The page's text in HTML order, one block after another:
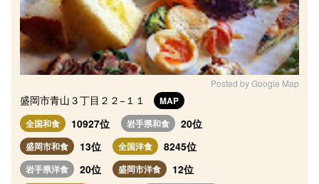
Posted by Google Map
盛岡市青山３丁目２２−１１
MAP
全国和食
10927位 岩手県和食 20位
盛岡市和食 13位 全国洋食 8245位
岩手県洋食 20位 盛岡市洋食 12位